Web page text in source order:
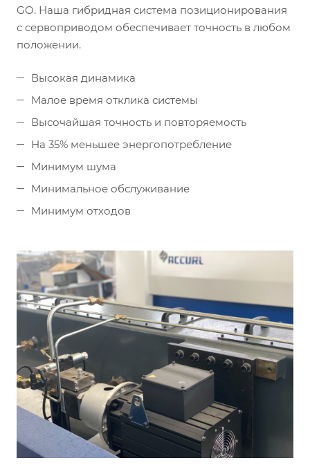
GO. Наша гибридная система позиционирования
с сервоприводом обеспечивает точность в любом
положении.
Высокая динамика
Малое время отклика системы
Высочайшая точность и повторяемость
На 35% меньшее энергопотребление
Минимум шума
Минимальное обслуживание
Минимум отходов